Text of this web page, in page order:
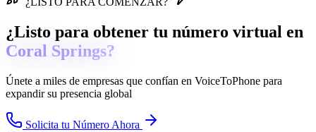
¿Listo para obtener tu número virtual en
Coral Springs?
Únete a miles de empresas que confían en VoiceToPhone para
expandir su presencia global
Solicita tu Número Ahora